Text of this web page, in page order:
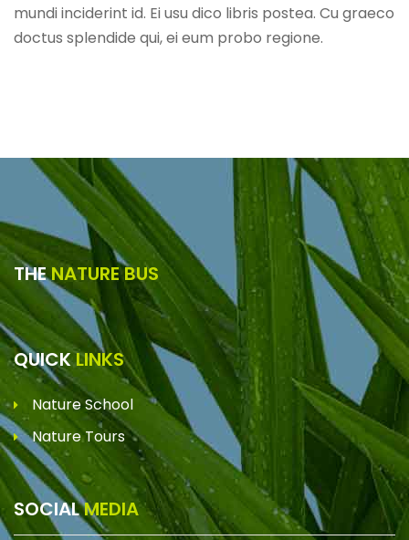
mundi inciderint id. Ei usu dico libris postea. Cu graeco
doctus splendide qui, ei eum probo regione.
THENATURE BUS
QUICKLINKS
Nature School
Nature Tours
SOCIALMEDIA